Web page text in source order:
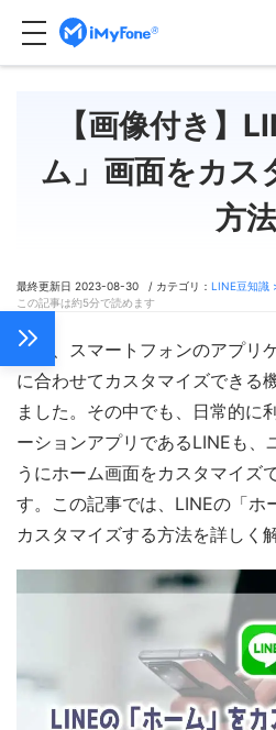
【画像付き】
ム」画面をカス
方法
最終更新日 2023-08-30 / カテゴリ： LINE豆知識
この記事は約5分で読めます
近年、スマートフォンのアプリ
に合わせてカスタマイズできる
ました。その中でも、日常的に
ーションアプリであるLINEも、
うにホーム画面をカスタマイズ
す。この記事では、LINEの「ホ
カスタマイズする方法を詳しく